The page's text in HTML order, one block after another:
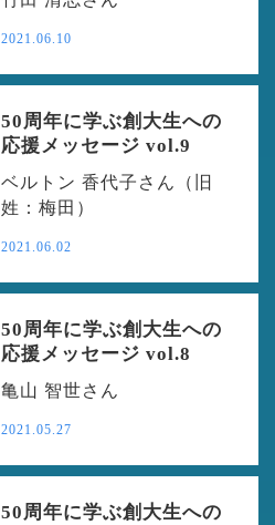
2021.06.10
50周年に学ぶ創大生への
応援メッセージ vol.9
ベルトン 香代子さん（旧
姓：梅田）
2021.06.02
50周年に学ぶ創大生への
応援メッセージ vol.8
亀山 智世さん
2021.05.27
50周年に学ぶ創大生への